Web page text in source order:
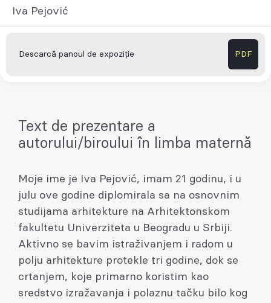
Iva Pejović
Descarcă panoul de expoziție PDF
Text de prezentare a
autorului/biroului în limba maternă
Moje ime je Iva Pejović, imam 21 godinu, i u
julu ove godine diplomirala sa na osnovnim
studijama arhitekture na Arhitektonskom
fakultetu Univerziteta u Beogradu u Srbiji.
Aktivno se bavim istraživanjem i radom u
polju arhitekture protekle tri godine, dok se
crtanjem, koje primarno koristim kao
sredstvo izražavanja i polaznu tačku bilo kog